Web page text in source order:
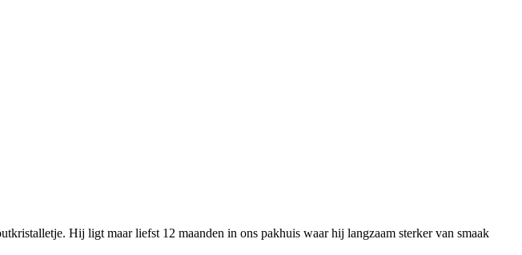
Hij ligt maar liefst 12 maanden in ons pakhuis waar hij langzaam sterker van smaak